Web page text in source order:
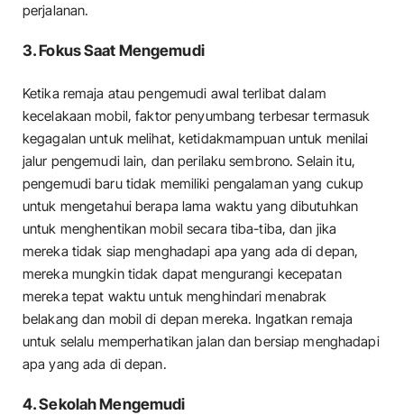
perjalanan.
3. Fokus Saat Mengemudi
Ketika remaja atau pengemudi awal terlibat dalam
kecelakaan mobil, faktor penyumbang terbesar termasuk
kegagalan untuk melihat, ketidakmampuan untuk menilai
jalur pengemudi lain, dan perilaku sembrono. Selain itu,
pengemudi baru tidak memiliki pengalaman yang cukup
untuk mengetahui berapa lama waktu yang dibutuhkan
untuk menghentikan mobil secara tiba-tiba, dan jika
mereka tidak siap menghadapi apa yang ada di depan,
mereka mungkin tidak dapat mengurangi kecepatan
mereka tepat waktu untuk menghindari menabrak
belakang dan mobil di depan mereka. Ingatkan remaja
untuk selalu memperhatikan jalan dan bersiap menghadapi
apa yang ada di depan.
4. Sekolah Mengemudi